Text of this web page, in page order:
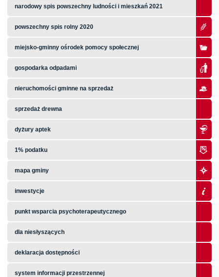
narodowy spis powszechny ludności i mieszkań 2021
powszechny spis rolny 2020
miejsko-gminny ośrodek pomocy społecznej
gospodarka odpadami
nieruchomości gminne na sprzedaż
sprzedaż drewna
dyżury aptek
1% podatku
mapa gminy
inwestycje
punkt wsparcia psychoterapeutycznego
dla niesłyszących
deklaracja dostępności
system informacji przestrzennej